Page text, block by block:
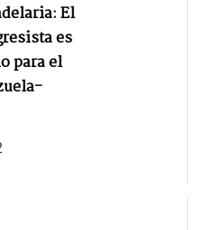
El
es
para el